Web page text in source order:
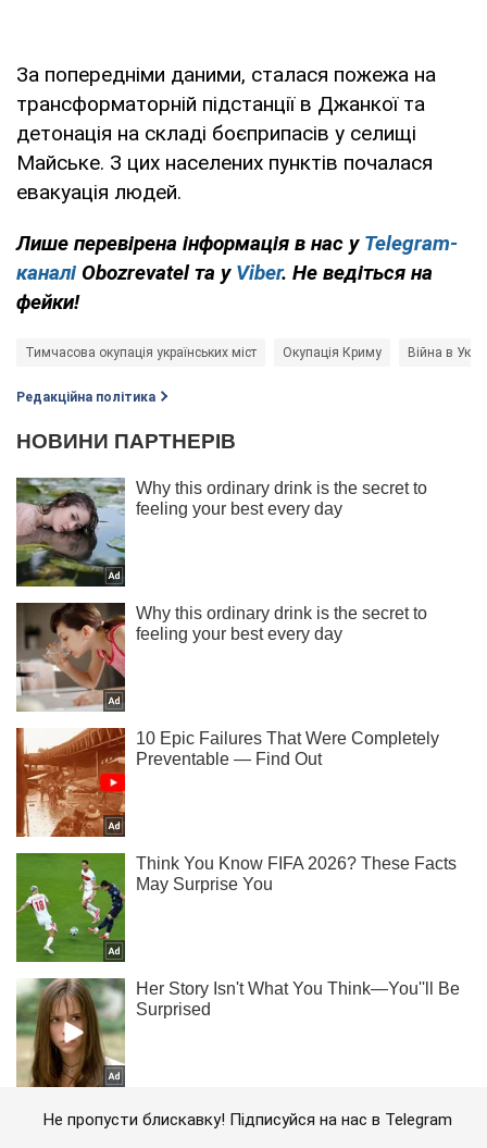
За попередніми даними, сталася пожежа на
трансформаторній підстанції в Джанкої та
детонація на складі боєприпасів у селищі
Майське. З цих населених пунктів почалася
евакуація людей.
Лише перевірена інформація в нас у Telegram-
каналі Obozrevatel та у Viber. Не ведіться на
фейки!
Тимчасова окупація українських міст Окупація Криму Війна в
Редакційна політика
Не пропусти блискавку! Підписуйся на нас в Telegram